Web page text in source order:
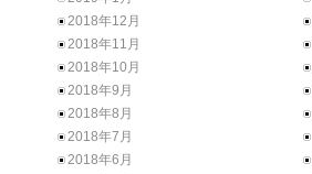
2018年12月
2018年11月
2018年10月
2018年9月
2018年8月
2018年7月
2018年6月